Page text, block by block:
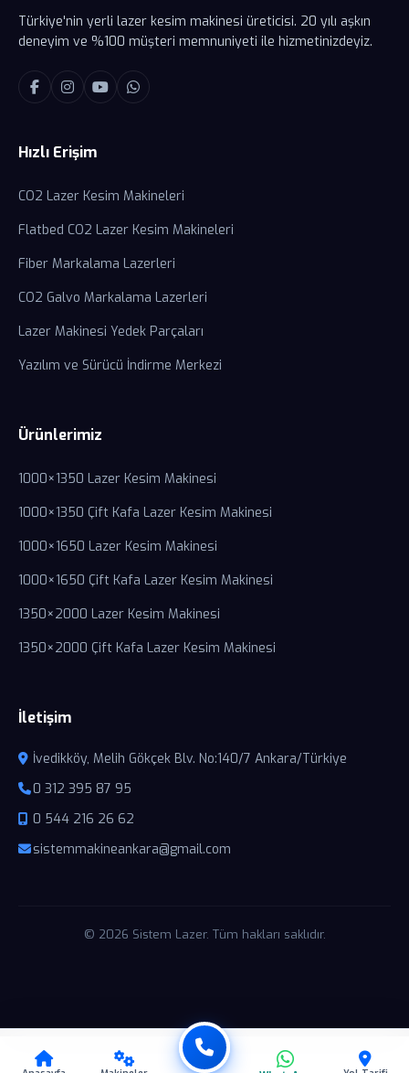
Türkiye'nin yerli lazer kesim makinesi üreticisi. 20 yılı aşkın
deneyim ve %100 müşteri memnuniyeti ile hizmetinizdeyiz.
Hızlı Erişim
CO2 Lazer Kesim Makineleri
Flatbed CO2 Lazer Kesim Makineleri
Fiber Markalama Lazerleri
CO2 Galvo Markalama Lazerleri
Lazer Makinesi Yedek Parçaları
Yazılım ve Sürücü İndirme Merkezi
Ürünlerimiz
1000×1350 Lazer Kesim Makinesi
1000×1350 Çift Kafa Lazer Kesim Makinesi
1000×1650 Lazer Kesim Makinesi
1000×1650 Çift Kafa Lazer Kesim Makinesi
1350×2000 Lazer Kesim Makinesi
1350×2000 Çift Kafa Lazer Kesim Makinesi
İletişim
İvedikköy, Melih Gökçek Blv. No:140/7 Ankara/Türkiye
0 312 395 87 95
0 544 216 26 62
sistemmakineankara@gmail.com
© 2026 Sistem Lazer. Tüm hakları saklıdır.